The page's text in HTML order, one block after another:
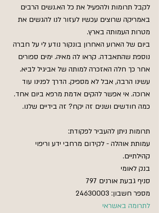
לקבל תרומות ולהפעיל את כל הא.נשים הרבים
באמריקה שרוצים עכשיו לעזור לנו להגשים את
מטרות העמותה בארץ.
ביום של הארוע האחרון בונקור נודע לי על חברה
נוספת שהתאבדה. קראו לה מאיה. ימים ספורים
אחר כך חלה האזכרה למותה של אביגיל לביא.
עשינו הרבה, אבל לא מספיק. הדרך לפנינו עוד
ארוכה. אי אפשר להקים אדמת מרפא ביום אחד.
כמה חודשים ושנים זה יקח? זה בידיים שלנו.
תרומות ניתן להעביר לפקודת:
עמותת אוהלה - לקידום מרחבי ידע וריפוי
קהילתיים.
בנק לאומי
סניף גבעת אורנים 797
מספר חשבון: 24630003
לתרומה באשראי